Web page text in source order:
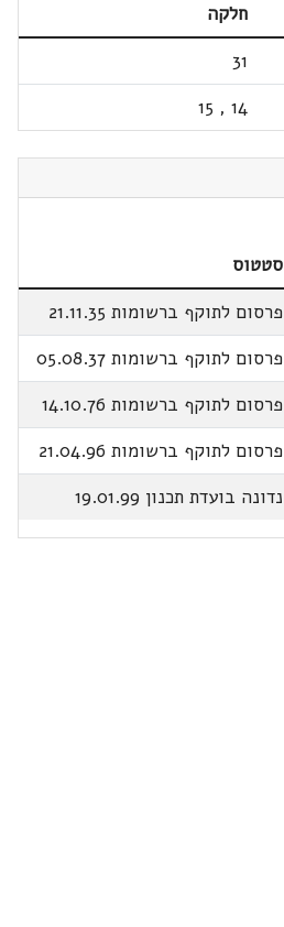
חלקה
31
14
,
15
סטטוס
פרסום לתוקף ברשומות 21.11.35
פרסום לתוקף ברשומות 05.08.37
פרסום לתוקף ברשומות 14.10.76
פרסום לתוקף ברשומות 21.04.96
נדונה בועדת תכנון 19.01.99